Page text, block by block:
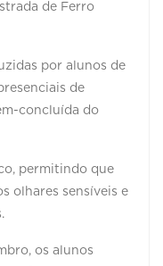
de Ferro
por alunos de
de
concluída do
permitindo que
olhares sensíveis e
os alunos